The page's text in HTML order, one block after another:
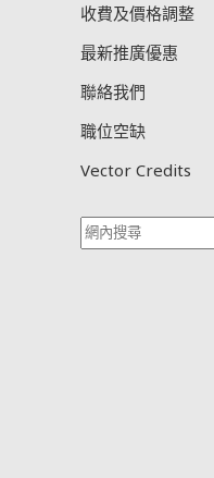
收費及價格調整
最新推廣優惠
聯絡我們
職位空缺
Vector Credits
Search